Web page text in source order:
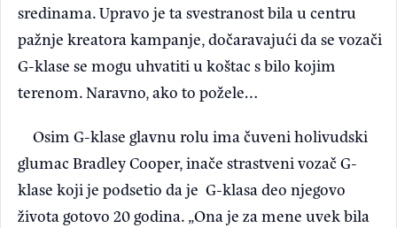
sredinama. Upravo je ta svestranost bila u centru
pažnje kreatora kampanje, dočaravajući da se vozači
G-klase se mogu uhvatiti u koštac s bilo kojim
terenom. Naravno, ako to požele…
Osim G-klase glavnu rolu ima čuveni holivudski
glumac Bradley Cooper, inače strastveni vozač G-
klase koji je podsetio da je G-klasa deo njegovo
života gotovo 20 godina. „Ona je za mene uvek bila